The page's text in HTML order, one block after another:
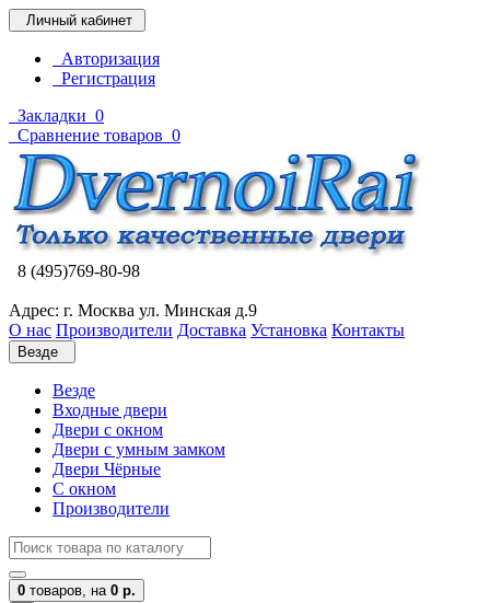
Личный кабинет
Авторизация
Регистрация
Закладки 0
Сравнение товаров 0
8 (495)769-80-98
Адрес: г. Москва ул. Минская д.9
О нас Производители Доставка Установка Контакты
Везде
Везде
Входные двери
Двери с окном
Двери с умным замком
Двери Чёрные
C окном
Производители
0 товаров, на 0 р.